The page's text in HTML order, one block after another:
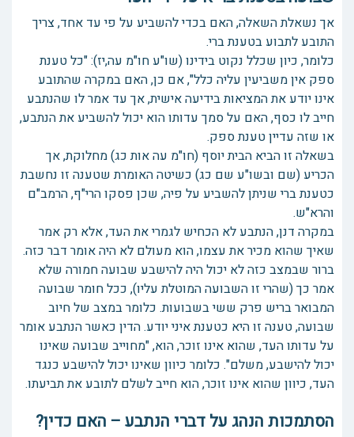
אך נשאלת השאלה, האם בכדי להשביע על פי עד אחד, צריך
התובע לתבוע בטענת ברי.
כלומר, כיון שכלל נקוט בידינו (שו"ע חו"מ עה,יז): "כל טענת
ספק אין משביעין עליה כלל", אם כן, האם במקרה שהתובע
אינו יודע את המציאות בידיעה אישית, אך עד אמר לו שהנתבע
חייב לו כסף, האם על סמך עדותו הוא יכול להשביע את הנתבע,
או שזה עדיין טענת ספק.
בשאלה זו הביא הבית יוסף (חו"מ עה אות כג) מחלוקת, אך
הכריע (שם ובשו"ע שם כג) כשיטה האומרת שטענה זו נחשבת
כטענת ברי שניתן להשביע על פיה, שכן פסקו הרי"ף, הרמב"ם
והרא"ש.
במקרה דנן, הנתבע לא הכחיש לגמרי את העד, אלא רק אמר
שאיך שהוא מכיר את עצמו, הוא מעולם לא היה אומר דבר כזה.
ברור שבמצב כזה לא יכול היה להישבע שבועה חמורה שלא
אמר כך (שהרי זו השבועה המוטלת עליו), ככל חומר שבועה
המבואר בריש פרק ששי בשבועות. כלומר במצב של חיוב
שבועה, טענה זו היא כטענת איני יודע. הדין כאשר הנתבע אומר
על עדותו העד, שהוא אינו זוכר, הוא, "מחוייב שבועה שאינו
יכול להישבע, משלם". כלומר כיוון שאינו יכול להישבע כנגד
העד, כיוון שהוא אינו זוכר, הוא חייב לשלם לתובע את תביעתו.
הסתמכות הנהג על דברי הנתבע – האם כדין?